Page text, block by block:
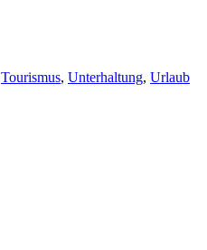
Tourismus, Unterhaltung, Urlaub